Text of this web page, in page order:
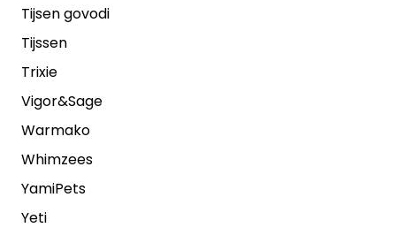
Tijsen govodi
Tijssen
Trixie
Vigor&Sage
Warmako
Whimzees
YamiPets
Yeti